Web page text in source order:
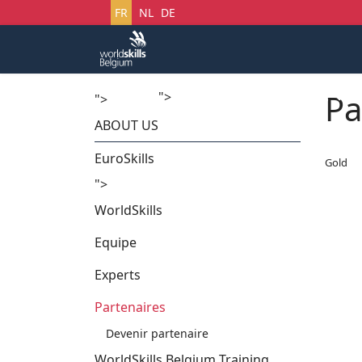
Sélectionnez votre langue
FR NL DE
"> Startech's Days
">
ABOUT US
EuroSkills
">
WorldSkills
Equipe
Experts
Partenaires
Devenir partenaire
Gold